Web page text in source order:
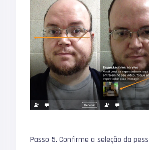
Passo 5. Confirme a seleção da